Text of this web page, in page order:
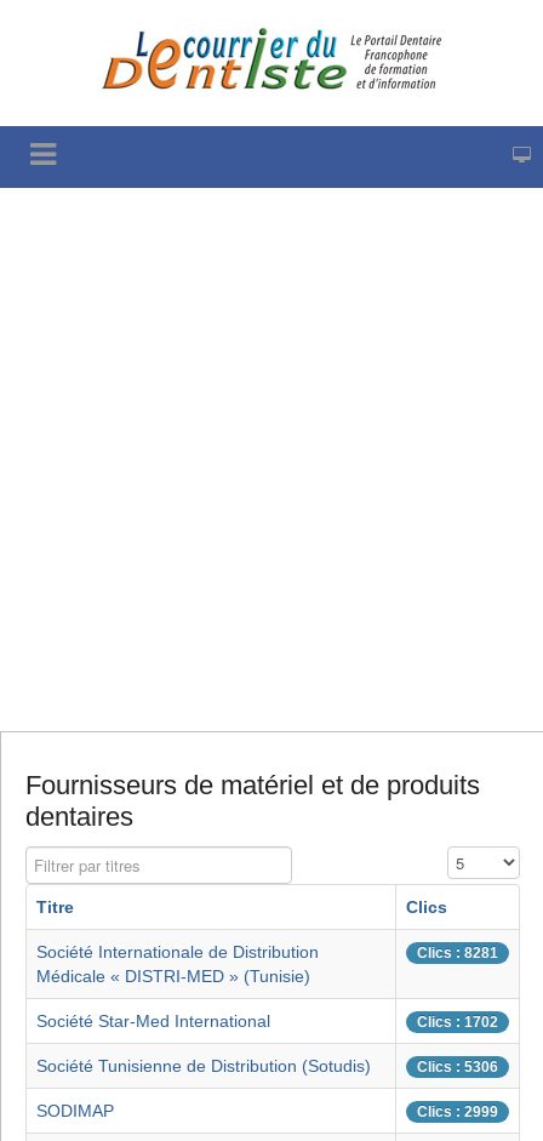
Fournisseurs de matériel et de produits
dentaires
Filtrer par titres Affichage #
Titre Clics
Société Internationale de Distribution
Médicale « DISTRI-MED » (Tunisie)
Clics : 8281
Société Star-Med International Clics : 1702
Société Tunisienne de Distribution (Sotudis) Clics : 5306
SODIMAP Clics : 2999